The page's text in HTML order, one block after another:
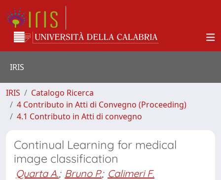
IRIS
IRIS
Catalogo Ricerca
4 Contributo in Atti di Convegno (Proceeding)
4.1 Contributo in Atti di convegno
Continual Learning for medical
image classification
Quarta A.; Bruno P.; Calimeri F.